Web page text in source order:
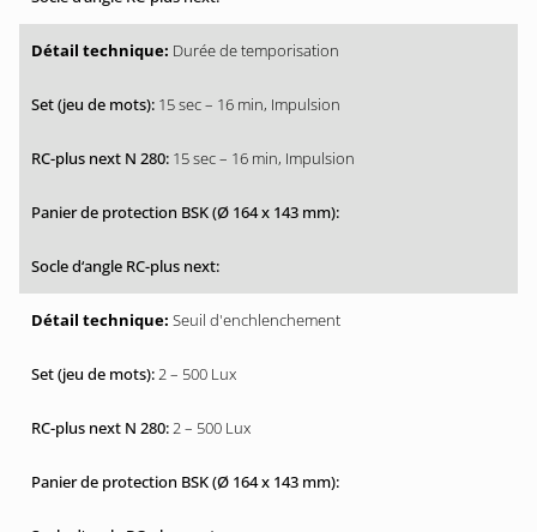
Durée de temporisation
15 sec – 16 min, Impulsion
15 sec – 16 min, Impulsion
Seuil d'enchlenchement
2 – 500 Lux
2 – 500 Lux